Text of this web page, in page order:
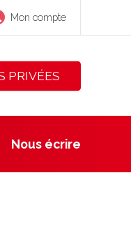
Mon compte
PRIVÉES
Nous écrire